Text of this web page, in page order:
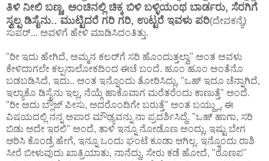
ತಿಳಿ ನೀಲಿ ಬಣ್ಣ, ಅಂಚಿನಲ್ಲಿ ಚಿಕ್ಕ ಬಿಳಿ ಬಳ್ಳಿಯಂಥ ಬಾರ್ಡರು, ಸೆರಗಿಗೆ
ಸ್ವಲ್ಪ ಡಿಸೈನು.. ಮುಟ್ಟಿದರೆ ಗರಿ ಗರಿ, ಉಟ್ಟರೆ ಇವಳು ಪರಿ(ದೇವಕನ್ಯೆ)
ಸುಪರ್... ಅವಳಿಗೆ ಹೇಳಿ ಮಾಡಿಸಿದಂತಿತ್ತು.
"ರೀ ಇದು ಹೇಗಿದೆ, ಅಮ್ಮನ ಕಲರ್‌ಗೆ ಸರಿ ಹೊಂದುತ್ತಲ್ವಾ" ಅಂತ ಅವಳು
ಕೇಳಿದಾಗಲೇ ಕಲ್ಪನಾಲೋಕದಿಂದ ಈಚೆ ಬಂದೆ. ಹೂಂ ಹೂಂ ಅಂತೆನೊ
ಬಡಬಡಿಸಿದೆ, ಇದು.. ಅಂತ ಇನ್ನೊಂದು ತೋರಿಸಿದ್ಲು, "ಒಹ್ ಇದೂ ಚೆನ್ನಾಗಿದೆ,
ಇಲ್ಯಾಕೊ ಡಿಸೈನು ಇಲ್ಲ, ನೆಯ್ಗೆ ಹಾಕೊವಾಗ ಮರೆತರೆಂದು ಕಾಣುತ್ತೆ" ಅಂದೆ.
"ರೀ ಅದು ಬ್ಲೌಜ್ ಪೀಸು, ಅದರೊಂದಿಗೇ ಬರುತ್ತೆ" ಅಂತ ಬಯ್ದ್ಲು, ಈ
ವಿಷಯದಲ್ಲಿ ನನ್ನ ಅಪಾರ ಮೌಢ್ಯವನ್ನು ನಾ ಪ್ರದರ್ಶಿಸಿದ್ದೆ. "ಒಹ್ ಹಾಗಾ, ಸರಿ
ಬಿಡು ಅದೇ ಇರಲಿ" ಅಂದೆ, ತಾಳಿ ಇನ್ನೂ ನೋಡೊಣ ಅಂದ್ಲು, ಇಷ್ಟು ಬೇಗ
ಆರಿಸಿ ಕೊಂಡ್ರೆ ಹೇಗೆ, ಇನ್ನೂ ಒಂದು ಘಂಟೆ ಕೂಡಾ ಆಗಿಲ್ಲ. ಇನ್ನೊಂದು ರಾಶಿ
ಸೀರೆ ಬೀಳುವುದು ಖಾತ್ರಿಯಾತು, ನಾನೆದ್ದು, ಸೇಠು ಕಡೆ ಹೋದೆ, "ಠೊಣಪ"